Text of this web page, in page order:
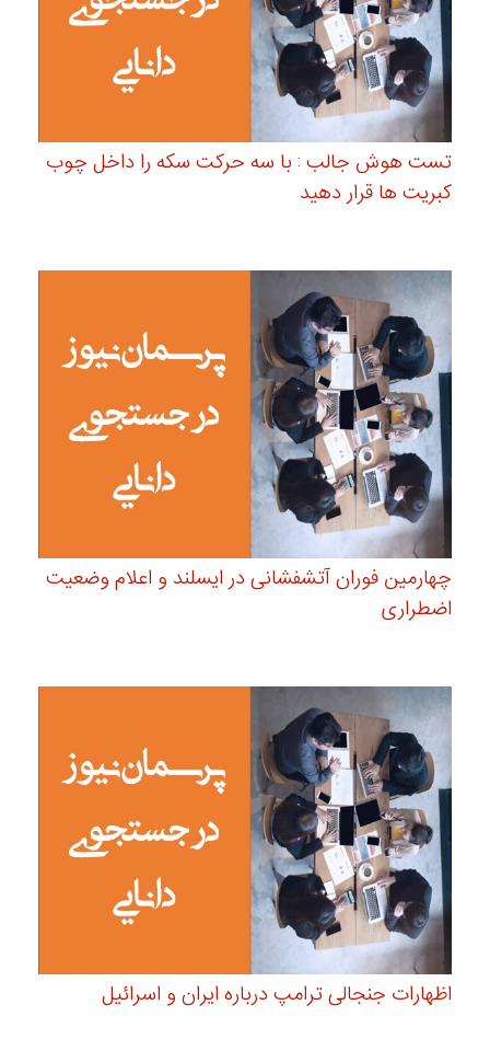
تست هوش جالب : با سه حرکت سکه را داخل چوب
کبریت ها قرار دهید
چهارمین فوران آتشفشانی در ایسلند و اعلام وضعیت
اضطراری
اظهارات جنجالی ترامپ درباره ایران و اسرائیل